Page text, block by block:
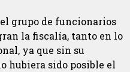
grupo de funcionarios
la fiscalía, tanto en lo
ya que sin su
hubiera sido posible el